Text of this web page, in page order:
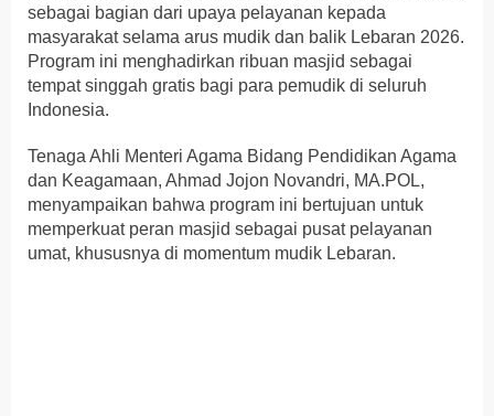
sebagai bagian dari upaya pelayanan kepada
masyarakat selama arus mudik dan balik Lebaran 2026.
Program ini menghadirkan ribuan masjid sebagai
tempat singgah gratis bagi para pemudik di seluruh
Indonesia.
Tenaga Ahli Menteri Agama Bidang Pendidikan Agama
dan Keagamaan, Ahmad Jojon Novandri, MA.POL,
menyampaikan bahwa program ini bertujuan untuk
memperkuat peran masjid sebagai pusat pelayanan
umat, khususnya di momentum mudik Lebaran.